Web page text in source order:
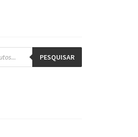
PESQUISAR